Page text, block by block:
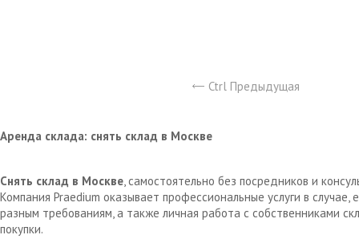
Ctrl Предыдущая
Аренда склада: снять склад в Москве
Снять склад в Москве, самостоятельно без посредников и
Компания Praedium оказывает профессиональные услуги в
разным требованиям, а также личная работа с собственниками
покупки.